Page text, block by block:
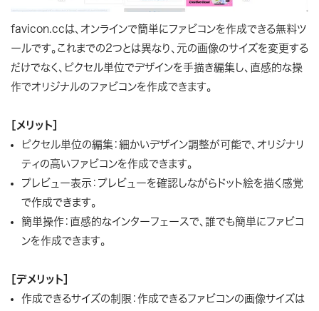
favicon.ccは、オンラインで簡単にファビコンを作成できる無料ツ
ールです。これまでの2つとは異なり、元の画像のサイズを変更する
だけでなく、ピクセル単位でデザインを手描き編集し、直感的な操
作でオリジナルのファビコンを作成できます。
［メリット］
ピクセル単位の編集：細かいデザイン調整が可能で、オリジナリ
ティの高いファビコンを作成できます。
プレビュー表示：プレビューを確認しながらドット絵を描く感覚
で作成できます。
簡単操作：直感的なインターフェースで、誰でも簡単にファビコ
ンを作成できます。
［デメリット］
作成できるサイズの制限：作成できるファビコンの画像サイズは